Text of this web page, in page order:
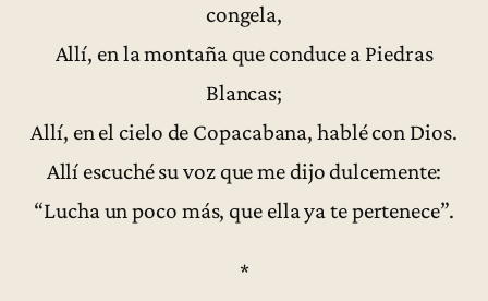
congela,
Allí, en la montaña que conduce a Piedras
Blancas;
Allí, en el cielo de Copacabana, hablé con Dios.
Allí escuché su voz que me dijo dulcemente:
“Lucha un poco más, que ella ya te pertenece”.
*